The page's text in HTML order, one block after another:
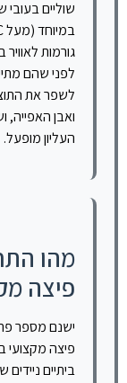
גורמות
לפני שהם
לשפר את
ואבן
העליון מופעל.
מהו
פיצה
ישנם מספר
פיצה מקצועי
ביתיים